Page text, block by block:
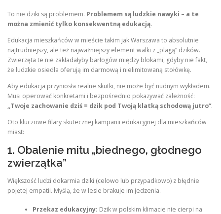
To nie dziki są problemem. Problemem są ludzkie nawyki – a te
można zmienić tylko konsekwentną edukacją.
Edukacja mieszkańców w mieście takim jak Warszawa to absolutnie
najtrudniejszy, ale też najważniejszy element walki z „plagą” dzików.
Zwierzęta te nie zakładałyby barłogów między blokami, gdyby nie fakt,
że ludzkie osiedla oferują im darmową i nielimitowaną stołówkę.
Aby edukacja przyniosła realne skutki, nie może być nudnym wykładem.
Musi operować konkretami i bezpośrednio pokazywać zależność:
„Twoje zachowanie dziś = dzik pod Twoją klatką schodową jutro”.
Oto kluczowe filary skutecznej kampanii edukacyjnej dla mieszkańców
miast:
1. Obalenie mitu „biednego, głodnego
zwierzątka”
Większość ludzi dokarmia dziki (celowo lub przypadkowo) z błędnie
pojętej empatii. Myślą, że w lesie brakuje im jedzenia.
Przekaz edukacyjny: Dzik w polskim klimacie nie cierpi na